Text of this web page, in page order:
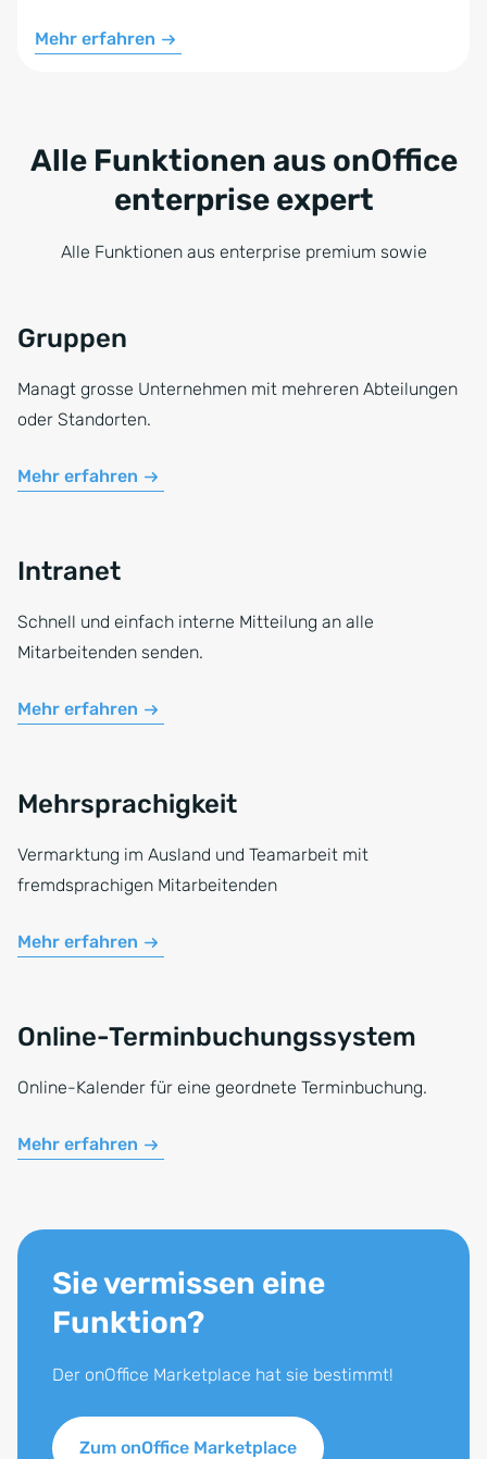
Mehr erfahren
Alle Funktionen aus onOffice
enterprise expert
Alle Funktionen aus enterprise premium sowie
Gruppen
Managt grosse Unternehmen mit mehreren Abteilungen
oder Standorten.
Mehr erfahren
Intranet
Schnell und einfach interne Mitteilung an alle
Mitarbeitenden senden.
Mehr erfahren
Mehrsprachigkeit
Vermarktung im Ausland und Teamarbeit mit
fremdsprachigen Mitarbeitenden
Mehr erfahren
Online-Terminbuchungssystem
Online-Kalender für eine geordnete Terminbuchung.
Mehr erfahren
Sie vermissen eine
Funktion?
Der onOffice Marketplace hat sie bestimmt!
Zum onOffice Marketplace